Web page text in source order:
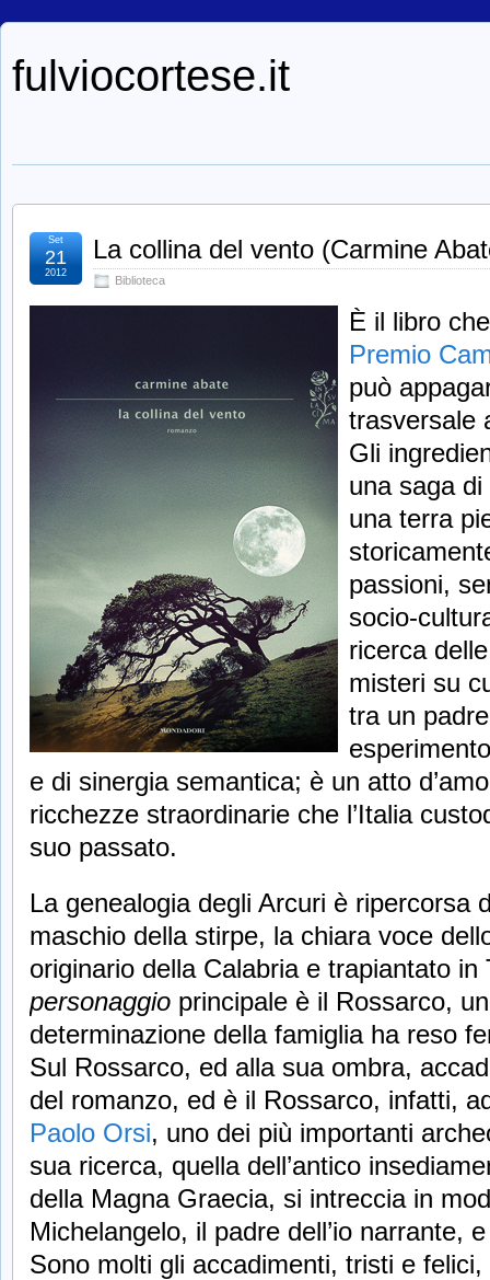
fulviocortese.it
La collina del vento (Carmine
Biblioteca
Set
21
2012
È il libro
Premio
può
trasversale
Gli
una saga
una terra
passioni,
socio-
ricerca
misteri su
tra un
e di sinergia semantica; è un atto
ricchezze straordinarie che l’Italia
suo passato.
La genealogia degli Arcuri è ripercorsa
maschio della stirpe, la chiara voce
originario della Calabria e trapiantato in
personaggio principale è il Rossarco,
determinazione della famiglia ha reso
Sul Rossarco, ed alla sua ombra,
del romanzo, ed è il Rossarco, infatti,
Paolo Orsi, uno dei più importanti
sua ricerca, quella dell’antico
della Magna Graecia, si intreccia in
Michelangelo, il padre dell’io narrante,
Sono molti gli accadimenti, tristi e